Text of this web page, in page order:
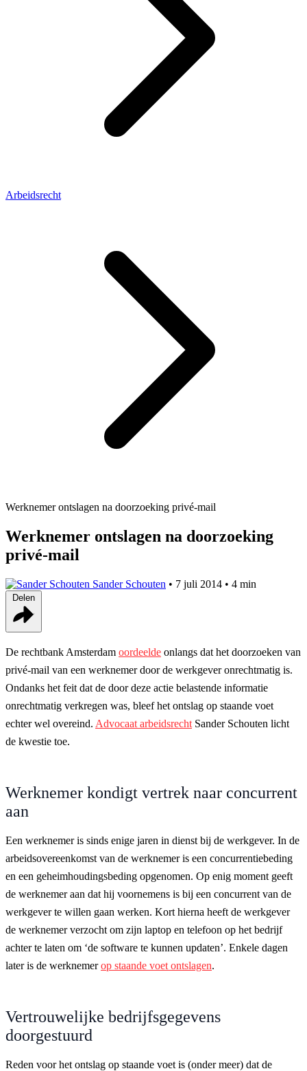
Arbeidsrecht
Werknemer ontslagen na doorzoeking privé-mail
Werknemer ontslagen na doorzoeking
privé-mail
Sander Schouten • 7 juli 2014 • 4 min
De rechtbank Amsterdam oordeelde onlangs dat het doorzoeken van
privé-mail van een werknemer door de werkgever onrechtmatig is.
Ondanks het feit dat de door deze actie belastende informatie
onrechtmatig verkregen was, bleef het ontslag op staande voet
echter wel overeind. Advocaat arbeidsrecht Sander Schouten licht
de kwestie toe.
Werknemer kondigt vertrek naar concurrent
aan
Een werknemer is sinds enige jaren in dienst bij de werkgever. In de
arbeidsovereenkomst van de werknemer is een concurrentiebeding
en een geheimhoudingsbeding opgenomen. Op enig moment geeft
de werknemer aan dat hij voornemens is bij een concurrent van de
werkgever te willen gaan werken. Kort hierna heeft de werkgever
de werknemer verzocht om zijn laptop en telefoon op het bedrijf
achter te laten om ‘de software te kunnen updaten’. Enkele dagen
later is de werknemerop staande voet ontslagen.
Vertrouwelijke bedrijfsgegevens
doorgestuurd
Reden voor het ontslag op staande voet is (onder meer) dat de